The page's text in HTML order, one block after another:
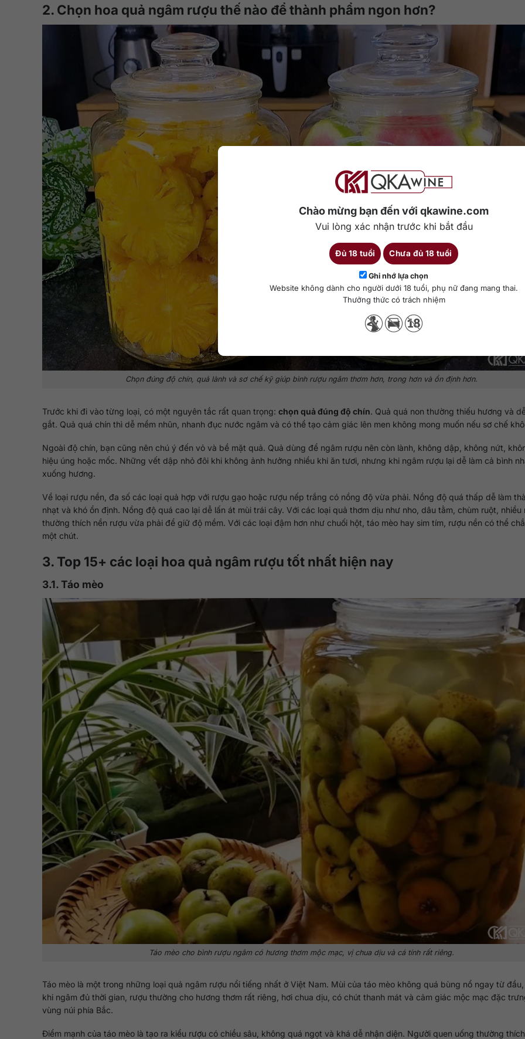
Chào mừng bạn đến với qkawine.com
Vui lòng xác nhận trước khi bắt đầu
Đủ 18 tuổi Chưa đủ 18 tuổi
Ghi nhớ lựa chọn
Website không dành cho người dưới 18 tuổi, phụ nữ đang mang thai.
Thưởng thức có trách nhiệm
2. Chọn hoa quả ngâm rượu thế nào để thành phẩm ngon hơn?
Chọn đúng độ chín, quả lành và sơ chế kỹ giúp bình rượu ngâm thơm hơn, trong hơn và ổn định hơn.
Trước khi đi vào từng loại, có một nguyên tắc rất quan trọng: chọn quả đúng độ chín. Quả quá non thường thiếu hương và
gắt. Quả quá chín thì dễ mềm nhũn, nhanh đục nước ngâm và có thể tạo cảm giác lên men không mong muốn nếu sơ chế
Ngoài độ chín, bạn cũng nên chú ý đến vỏ và bề mặt quả. Quả dùng để ngâm rượu nên còn lành, không dập, không nứt,
hiệu úng hoặc mốc. Những vết dập nhỏ đôi khi không ảnh hưởng nhiều khi ăn tươi, nhưng khi ngâm rượu lại dễ làm cả bình
xuống hương.
Về loại rượu nền, đa số các loại quả hợp với rượu gạo hoặc rượu nếp trắng có nồng độ vừa phải. Nồng độ quá thấp dễ làm
nhạt và khó ổn định. Nồng độ quá cao lại dễ lấn át mùi trái cây. Với các loại quả thơm dịu như nho, dâu tằm, chùm ruột, nhiều
thường thích nền rượu vừa phải để giữ độ mềm. Với các loại đậm hơn như chuối hột, táo mèo hay sim tím, rượu nền có thể
một chút.
3. Top 15+ các loại hoa quả ngâm rượu tốt nhất hiện nay
3.1. Táo mèo
Táo mèo cho bình rượu ngâm có hương thơm mộc mạc, vị chua dịu và cá tính rất riêng.
Táo mèo là một trong những loại quả ngâm rượu nổi tiếng nhất ở Việt Nam. Mùi của táo mèo không quá bùng nổ ngay từ
khi ngâm đủ thời gian, rượu thường cho hương thơm rất riêng, hơi chua dịu, có chút thanh mát và cảm giác mộc mạc đặc
vùng núi phía Bắc.
Điểm mạnh của táo mèo là tạo ra kiểu rượu có chiều sâu, không quá ngọt và khá dễ nhận diện. Người quen uống thường